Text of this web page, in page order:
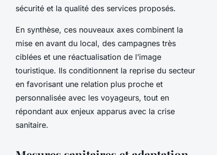
sécurité et la qualité des services proposés.
En synthèse, ces nouveaux axes combinent la
mise en avant du local, des campagnes très
ciblées et une réactualisation de l’image
touristique. Ils conditionnent la reprise du secteur
en favorisant une relation plus proche et
personnalisée avec les voyageurs, tout en
répondant aux enjeux apparus avec la crise
sanitaire.